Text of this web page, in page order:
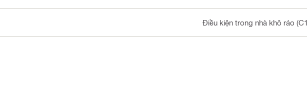
Điều kiện trong nhà khô ráo